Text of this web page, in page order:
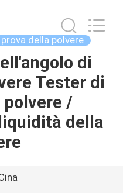
della polvere
di
Tester di
/
della